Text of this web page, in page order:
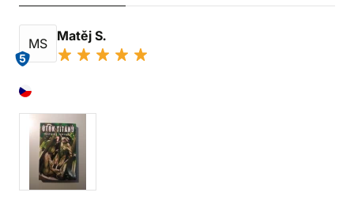
MS
5
Matěj S.